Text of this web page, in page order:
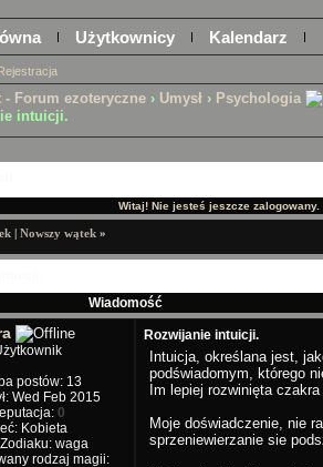
Użytkownicy Kalendarz
- Forum ezoteryczne › Umysł › Psychologia
intuicji.
Witaj! Nie jesteś jeszcze
| Nowszy wątek »
Wiadomość
postów: 13
Wed Feb 2015
0
Kobieta
waga
rodzaj magii:
Rozwijanie intuicji.
Intuicja, określana jest,
podświadomym, którego
Im lepiej rozwinięta
Moje doświadczenie, nie
sprzeniewierzanie sie